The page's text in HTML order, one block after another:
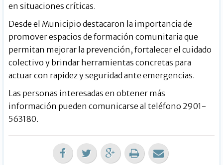
en situaciones críticas.
Desde el Municipio destacaron la importancia de
promover espacios de formación comunitaria que
permitan mejorar la prevención, fortalecer el cuidado
colectivo y brindar herramientas concretas para
actuar con rapidez y seguridad ante emergencias.
Las personas interesadas en obtener más
información pueden comunicarse al teléfono 2901-
563180.